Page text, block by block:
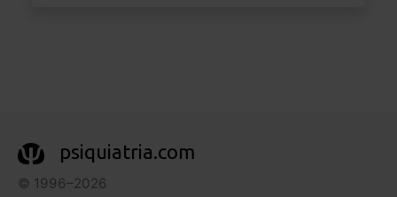
psiquiatria.com
© 1996–2026